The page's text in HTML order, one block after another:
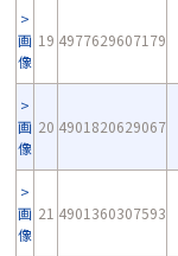
画
像
19 4977629607179
画
像
20 4901820629067
画
像
21 4901360307593